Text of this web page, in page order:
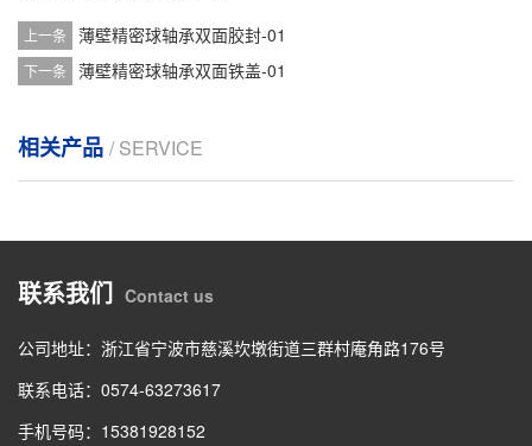
上一条 薄壁精密球轴承双面胶封-01
下一条 薄壁精密球轴承双面铁盖-01
相关产品 / SERVICE
联系我们 Contact us
公司地址：浙江省宁波市慈溪坎墩街道三群村庵角路176号
联系电话：0574-63273617
手机号码：15381928152